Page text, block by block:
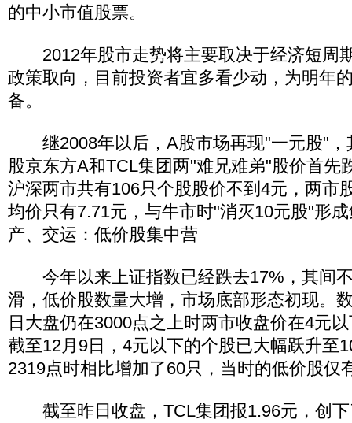
的中小市值股票。
2012年股市走势将主要取决于经济短周
政策取向，目前投资者宜多看少动，为明年
备。
继2008年以后，A股市场再现"一元股"，
股京东方A和TCL集团两"难兄难弟"股价首先
沪深两市共有106只个股股价不到4元，两市
均价只有7.71元，与牛市时"消灭10元股"形
产、交运：低价股集中营
今年以来上证指数已经跌去17%，其间
滑，低价股数量大增，市场底部形态初现。
日大盘仍在3000点之上时两市收盘价在4元
截至12月9日，4元以下的个股已大幅跃升至
2319点时相比增加了60只，当时的低价股仅
截至昨日收盘，TCL集团报1.96元，创下